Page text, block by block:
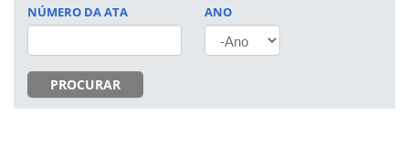
NÚMERO DA ATA
PROCURAR
ANO